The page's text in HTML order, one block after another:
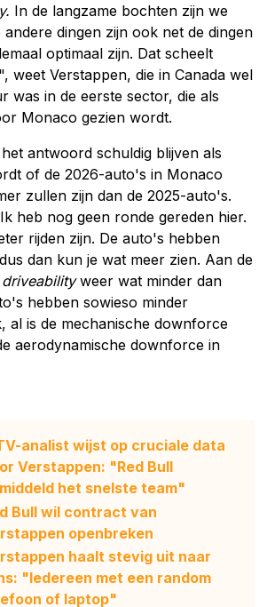
In de langzame bochten zijn we
dingen zijn ook net de dingen
optimaal zijn. Dat scheelt
weet Verstappen, die in Canada wel
was in de eerste sector, die als
Monaco gezien wordt.
antwoord schuldig blijven als
of de 2026-auto's in Monaco
zullen zijn dan de 2025-auto's.
heb nog geen ronde gereden hier.
rijden zijn. De auto's hebben
dan kun je wat meer zien. Aan de
driveabilityweer wat minder dan
hebben sowieso minder
al is de mechanische downforce
aerodynamische downforce in
analist wijst op cruciale data
Verstappen: "Red Bull
het snelste team"
Bull wil contract van
openbreken
haalt stevig uit naar
"Iedereen met een random
of laptop"